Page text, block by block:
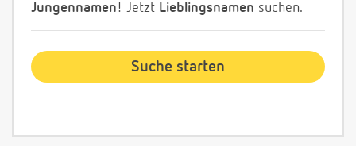
Jungennamen! Jetzt Lieblingsnamen suchen.